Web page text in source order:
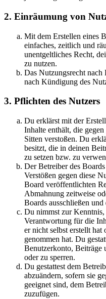
2. Einräumung von
Mit dem Erstellen eines
einfaches, zeitlich und
unentgeltliches Recht,
zu nutzen.
Das Nutzungsrecht
nach Kündigung des
3. Pflichten des Nutzers
Du erklärst mit der
Inhalte enthält, die
Sitten verstoßen. Du
besitzt, die in deinen
zu setzen bzw. zu
Der Betreiber des
Verstößen gegen diese
Board veröffentlichten
Abmahnung zeitweise
Boards ausschließen
Du nimmst zur Kenntnis,
Verantwortung für die
er nicht selbst erstellt
genommen hat. Du
Benutzerkonto, Beiträge
oder zu sperren.
Du gestattest dem
abzuändern, sofern sie
geeignet sind, dem
zuzufügen.